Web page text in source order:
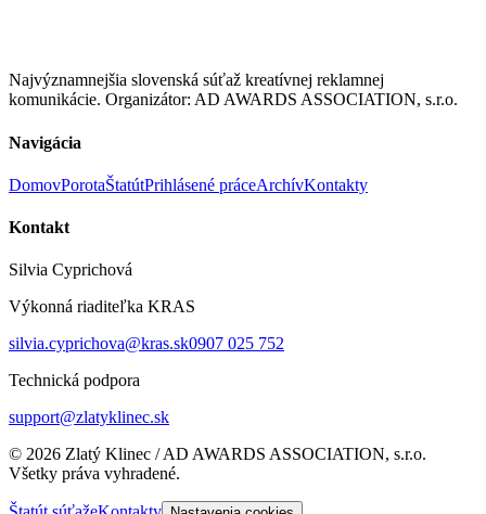
Najvýznamnejšia slovenská súťaž kreatívnej reklamnej
komunikácie. Organizátor: AD AWARDS ASSOCIATION, s.r.o.
Navigácia
DomovPorotaŠtatútPrihlásené práceArchívKontakty
Kontakt
Silvia Cyprichová
Výkonná riaditeľka KRAS
silvia.cyprichova@kras.sk0907 025 752
Technická podpora
support@zlatyklinec.sk
© 2026 Zlatý Klinec / AD AWARDS ASSOCIATION, s.r.o.
Všetky práva vyhradené.